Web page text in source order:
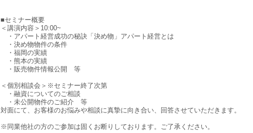
■セミナー概要
＜講演内容＞10:00~
・アパート経営成功の秘訣「決め物」アパート経営とは
・決め物物件の条件
・福岡の実績
・熊本の実績
・販売物件情報公開 等
＜個別相談会＞※セミナー終了次第
・融資についてのご相談
・未公開物件のご紹介 等
対面にて、お客様のお悩みや相談に真摯に向き合い、回答させていただきます。
※同業他社の方のご参加は固くお断りしております。ご了承ください。